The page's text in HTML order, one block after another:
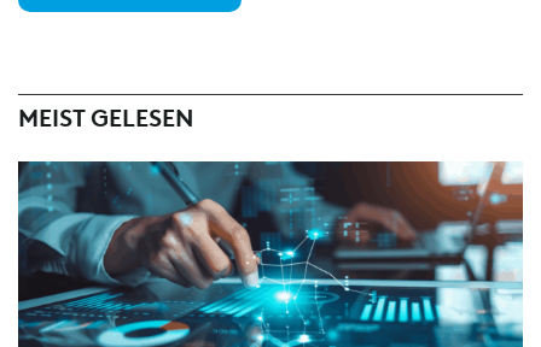
MEIST GELESEN